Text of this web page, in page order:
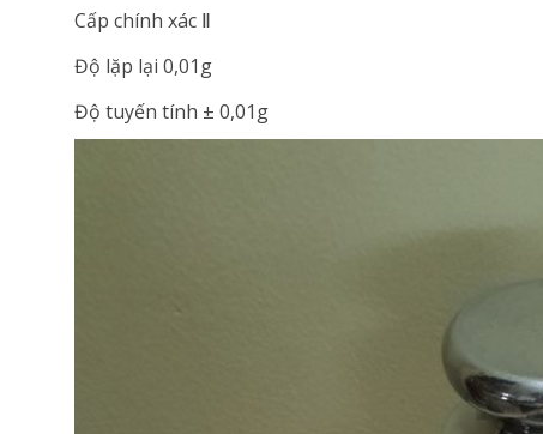
Cấp chính xác Ⅱ
Độ lặp lại 0,01g
Độ tuyến tính ± 0,01g